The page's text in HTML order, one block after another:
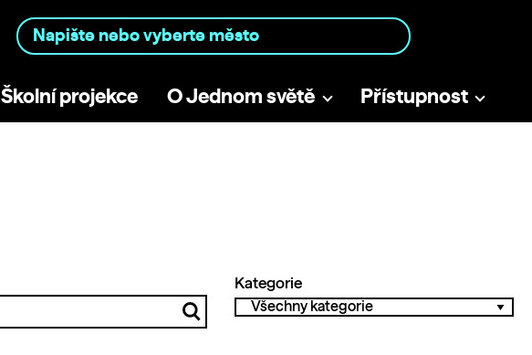
Školní projekce O Jednom světě Přístupnost
Kategorie